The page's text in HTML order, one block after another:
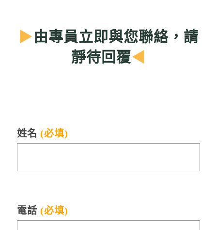
▶由專員立即與您聯絡，請
靜待回覆◀
姓名 (必填)
電話 (必填)